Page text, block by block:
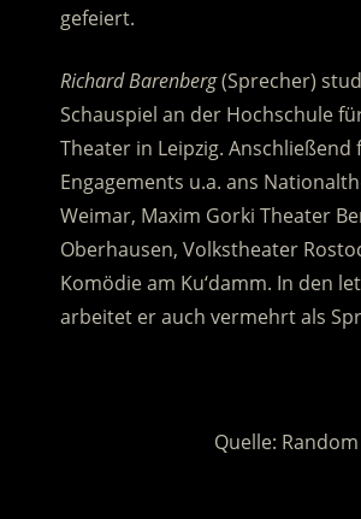
gefeiert.
Richard Barenberg(Sprecher)
Schauspiel an der Hochschule
Theater in Leipzig.
Engagements u.a. ans
Weimar, Maxim Gorki Theater
Oberhausen, Volkstheater
Komödie am Ku‘damm. In den
arbeitet er auch vermehrt als
Quelle: